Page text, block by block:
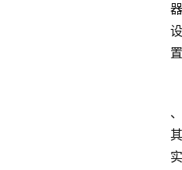
器
设
置
、
其
实